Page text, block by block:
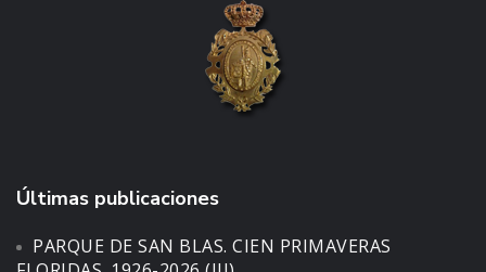
Últimas publicaciones
PARQUE DE SAN BLAS. CIEN PRIMAVERAS